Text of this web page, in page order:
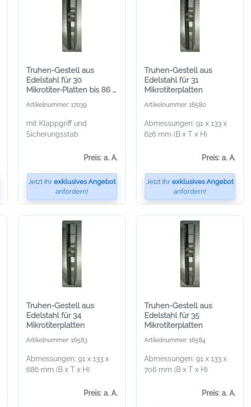
Truhen-Gestell aus
Edelstahl für 30
Mikrotiter-Platten bis 86 x
128 x 18 mm
Artikelnummer: 17039
mit Klappgriff und
Sicherungsstab
Preis: a. A.
Jetzt Ihr exklusives Angebot
anfordern!
Truhen-Gestell aus
Edelstahl für 31
Mikrotiterplatten
Artikelnummer: 16580
Abmessungen: 91 x 133 x
626 mm (B x T x H)
Preis: a. A.
Jetzt Ihr exklusives Angebot
anfordern!
Truhen-Gestell aus
Edelstahl für 34
Mikrotiterplatten
Artikelnummer: 16583
Abmessungen: 91 x 133 x
686 mm (B x T x H)
Preis: a. A.
Truhen-Gestell aus
Edelstahl für 35
Mikrotiterplatten
Artikelnummer: 16584
Abmessungen: 91 x 133 x
706 mm (B x T x H)
Preis: a. A.